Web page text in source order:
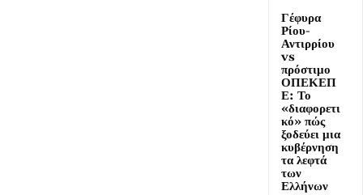
Γέφυρα
Ρίου-
Αντιρρίου
vs
πρόστιμο
ΟΠΕΚΕΠ
Ε: Το
«διαφορετι
κό» πώς
ξοδεύει μια
κυβέρνηση
τα λεφτά
των
Ελλήνων